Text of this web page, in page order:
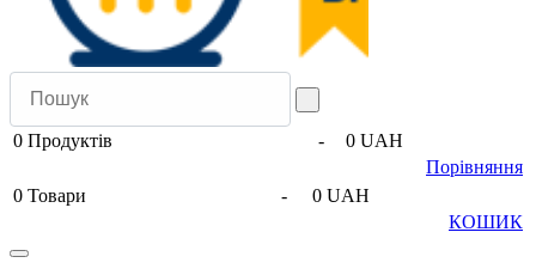
0 Продуктів -
0 UAH
Порівняння
0 Товари -
0 UAH
КОШИК